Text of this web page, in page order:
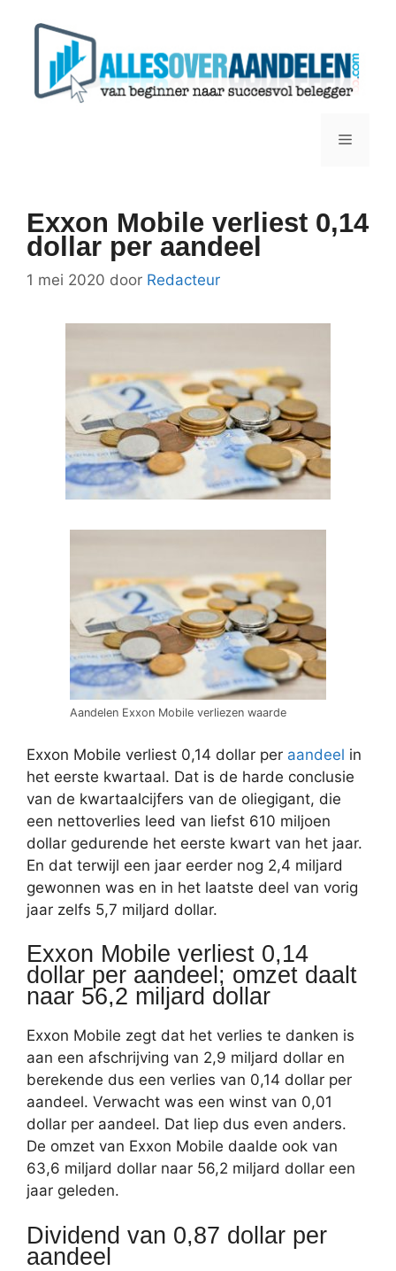
Menu
Exxon Mobile verliest 0,14
dollar per aandeel
1 mei 2020 door Redacteur
Aandelen Exxon Mobile verliezen waarde
Exxon Mobile verliest 0,14 dollar per aandeel in
het eerste kwartaal. Dat is de harde conclusie
van de kwartaalcijfers van de oliegigant, die
een nettoverlies leed van liefst 610 miljoen
dollar gedurende het eerste kwart van het jaar.
En dat terwijl een jaar eerder nog 2,4 miljard
gewonnen was en in het laatste deel van vorig
jaar zelfs 5,7 miljard dollar.
Exxon Mobile verliest 0,14
dollar per aandeel; omzet daalt
naar 56,2 miljard dollar
Exxon Mobile zegt dat het verlies te danken is
aan een afschrijving van 2,9 miljard dollar en
berekende dus een verlies van 0,14 dollar per
aandeel. Verwacht was een winst van 0,01
dollar per aandeel. Dat liep dus even anders.
De omzet van Exxon Mobile daalde ook van
63,6 miljard dollar naar 56,2 miljard dollar een
jaar geleden.
Dividend van 0,87 dollar per
aandeel